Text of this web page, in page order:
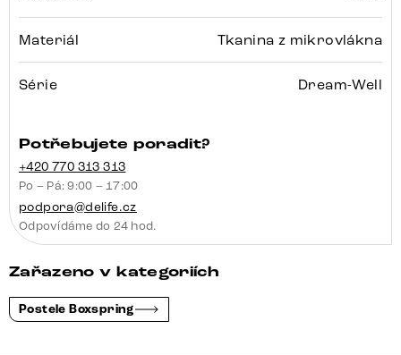
Materiál Tkanina z mikrovlákna
Série Dream-Well
Potřebujete poradit?
+420 770 313 313
Po – Pá: 9:00 – 17:00
podpora@delife.cz
Odpovídáme do 24 hod.
Zařazeno v kategoriích
Postele Boxspring